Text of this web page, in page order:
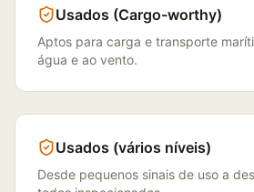
Usados (Cargo-worthy)
Aptos para carga e transporte
água e ao vento.
Usados (vários níveis)
Desde pequenos sinais de uso a